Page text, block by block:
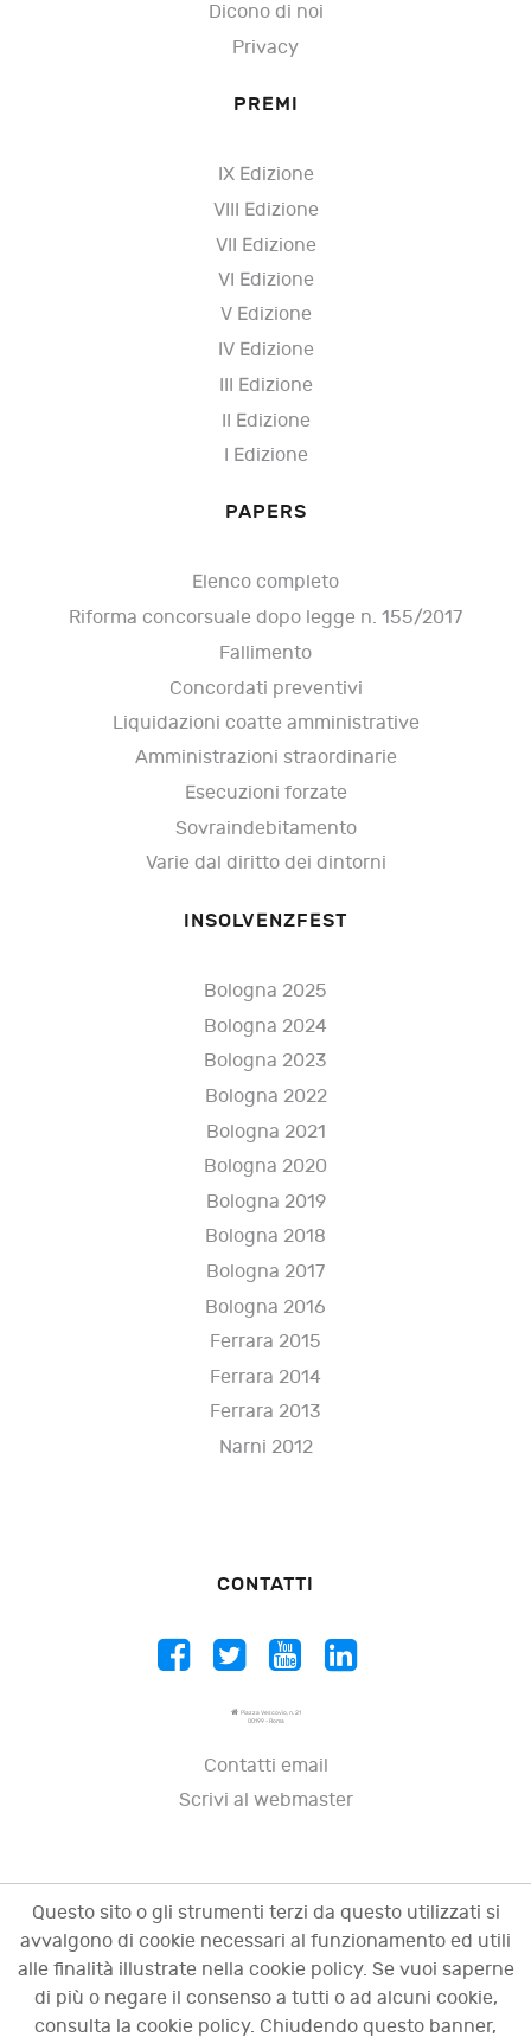
Dicono di noi
Privacy
PREMI
IX Edizione
VIII Edizione
VII Edizione
VI Edizione
V Edizione
IV Edizione
III Edizione
II Edizione
I Edizione
PAPERS
Elenco completo
Riforma concorsuale dopo legge n. 155/2017
Fallimento
Concordati preventivi
Liquidazioni coatte amministrative
Amministrazioni straordinarie
Esecuzioni forzate
Sovraindebitamento
Varie dal diritto dei dintorni
INSOLVENZFEST
Bologna 2025
Bologna 2024
Bologna 2023
Bologna 2022
Bologna 2021
Bologna 2020
Bologna 2019
Bologna 2018
Bologna 2017
Bologna 2016
Ferrara 2015
Ferrara 2014
Ferrara 2013
Narni 2012
CONTATTI
Piazza Vescovio, n. 21
00199 - Roma
Contatti email
Scrivi al webmaster
Questo sito o gli strumenti terzi da questo utilizzati si
avvalgono di cookie necessari al funzionamento ed utili
alle finalità illustrate nella cookie policy. Se vuoi saperne
di più o negare il consenso a tutti o ad alcuni cookie,
consulta la cookie policy. Chiudendo questo banner,